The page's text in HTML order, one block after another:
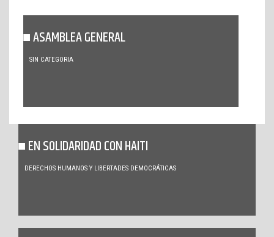
ASAMBLEA GENERAL
SIN CATEGORIA
EN SOLIDARIDAD CON HAITI
DERECHOS HUMANOS Y LIBERTADES DEMOCRÁTICAS